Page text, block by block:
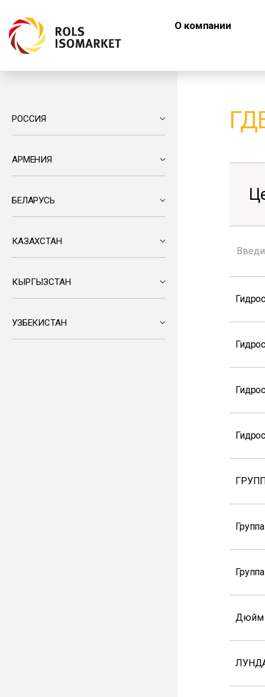
О компании
РОССИЯ
АРМЕНИЯ
БЕЛАРУСЬ
КАЗАХСТАН
КЫРГЫЗСТАН
УЗБЕКИСТАН
Дюйм